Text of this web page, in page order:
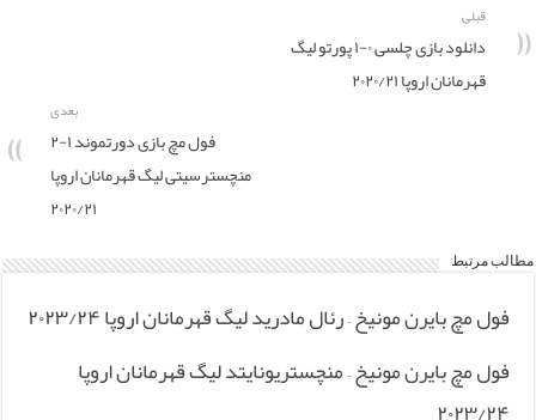
قبلی
دانلود بازی چلسی ۰-۱ پورتو لیگ
قهرمانان اروپا ۲۰۲۰/۲۱
بعدی
فول مچ بازی دورتموند ۱-۲
منچسترسیتی لیگ قهرمانان اروپا
۲۰۲۰/۲۱
مطالب مرتبط
فول مچ بایرن مونیخ – رئال مادرید لیگ قهرمانان اروپا ۲۰۲۳/۲۴
فول مچ بایرن مونیخ – منچستریونایتد لیگ قهرمانان اروپا